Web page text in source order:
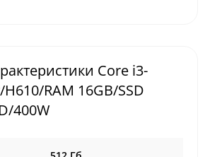
Core i3-
RAM 16GB/SSD
400W